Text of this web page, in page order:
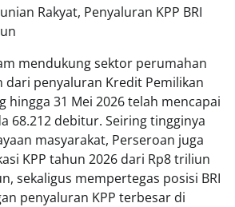
Rakyat, Penyaluran KPP BRI
mendukung sektor perumahan
penyaluran Kredit Pemilikan
hingga 31 Mei 2026 telah mencapai
68.212 debitur. Seiring tingginya
masyarakat, Perseroan juga
KPP tahun 2026 dari Rp8 triliun
sekaligus mempertegas posisi BRI
penyaluran KPP terbesar di